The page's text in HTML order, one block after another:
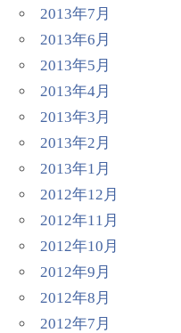
2013年7月
2013年6月
2013年5月
2013年4月
2013年3月
2013年2月
2013年1月
2012年12月
2012年11月
2012年10月
2012年9月
2012年8月
2012年7月